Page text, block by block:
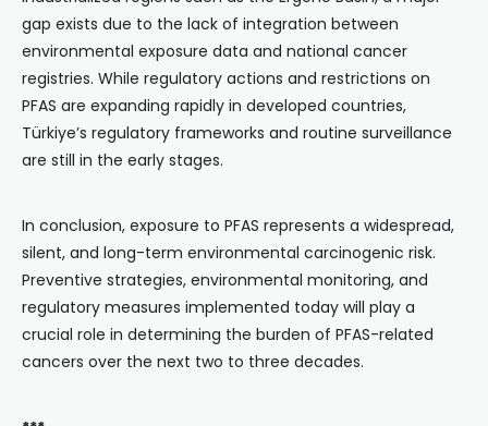
gap exists due to the lack of integration between
environmental exposure data and national cancer
registries. While regulatory actions and restrictions on
PFAS are expanding rapidly in developed countries,
Türkiye’s regulatory frameworks and routine surveillance
are still in the early stages.
In conclusion, exposure to PFAS represents a widespread,
silent, and long-term environmental carcinogenic risk.
Preventive strategies, environmental monitoring, and
regulatory measures implemented today will play a
crucial role in determining the burden of PFAS-related
cancers over the next two to three decades.